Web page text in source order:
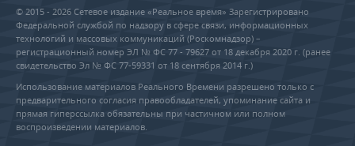
© 2015 - 2026 Сетевое издание «Реальное время» Зарегистрировано
Федеральной службой по надзору в сфере связи, информационных
технологий и массовых коммуникаций (Роскомнадзор) –
регистрационный номер ЭЛ № ФС 77 - 79627 от 18 декабря 2020 г. (ранее
свидетельство Эл № ФС 77-59331 от 18 сентября 2014 г.)
Использование материалов Реального Времени разрешено только с
предварительного согласия правообладателей, упоминание сайта и
прямая гиперссылка обязательны при частичном или полном
воспроизведении материалов.